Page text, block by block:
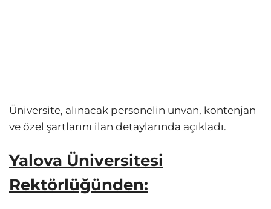
Üniversite, alınacak personelin unvan, kontenjan
ve özel şartlarını ilan detaylarında açıkladı.
Yalova Üniversitesi
Rektörlüğünden: